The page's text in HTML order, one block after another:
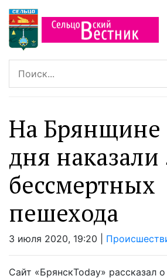
На Брянщине
дня наказали
бессмертных
пешехода
3 июля 2020, 19:20 |
Сайт «БрянскToday» рассказал о